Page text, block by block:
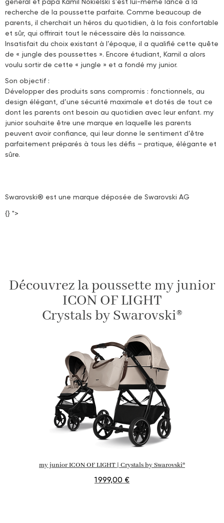
recherche de la poussette parfaite. Comme beaucoup de
parents, il cherchait un héros du quotidien, à la fois confortable
et sûr, qui offrirait tout le nécessaire dès la naissance.
Insatisfait du choix existant à l’époque, il a qualifié cette quête
de « jungle des poussettes ». Encore étudiant, Kamil a alors
voulu sortir de cette « jungle » et a fondé my junior.
Son objectif :
Développer des produits sans compromis : fonctionnels, au
design élégant, d’une sécurité maximale et dotés de tout ce
dont les parents ont besoin au quotidien avec leur enfant. my
junior souhaite être une marque en laquelle les parents
peuvent avoir confiance, qui leur donne le sentiment d’être
parfaitement préparés à tous les défis – pratique, élégante et
sûre.
Swarovski® est une marque déposée de Swarovski AG
{} ">
Découvrez la poussette my junior
ICON OF LIGHT
Crystals by Swarovski®
my junior ICON OF LIGHT | Crystals by Swarovski®
1 999,00 €